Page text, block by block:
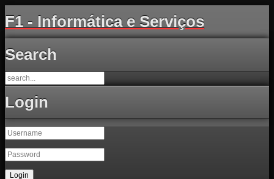
F1 - Informática e Serviços
Search
Login